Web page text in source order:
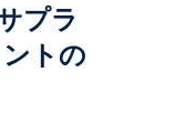
プラ
トの